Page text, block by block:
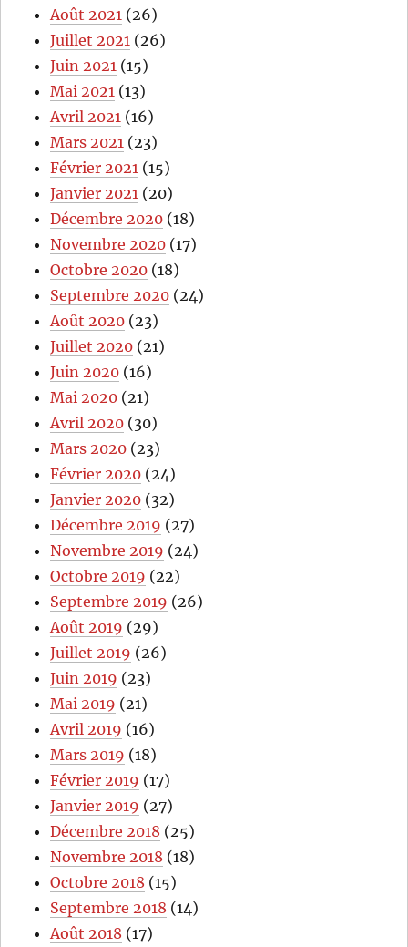
Août 2021 (26)
Juillet 2021 (26)
Juin 2021 (15)
Mai 2021 (13)
Avril 2021 (16)
Mars 2021 (23)
Février 2021 (15)
Janvier 2021 (20)
Décembre 2020 (18)
Novembre 2020 (17)
Octobre 2020 (18)
Septembre 2020 (24)
Août 2020 (23)
Juillet 2020 (21)
Juin 2020 (16)
Mai 2020 (21)
Avril 2020 (30)
Mars 2020 (23)
Février 2020 (24)
Janvier 2020 (32)
Décembre 2019 (27)
Novembre 2019 (24)
Octobre 2019 (22)
Septembre 2019 (26)
Août 2019 (29)
Juillet 2019 (26)
Juin 2019 (23)
Mai 2019 (21)
Avril 2019 (16)
Mars 2019 (18)
Février 2019 (17)
Janvier 2019 (27)
Décembre 2018 (25)
Novembre 2018 (18)
Octobre 2018 (15)
Septembre 2018 (14)
Août 2018 (17)